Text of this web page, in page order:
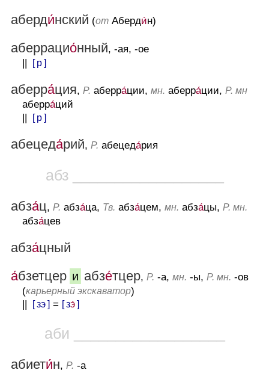
аберди́нский (от Аберди́н)
аберрацио́нный, -ая, -ое
[ р ]
аберра́ция, Р. аберра́ции, мн. аберра́ции, Р. мн
аберра́ций
[ р ]
абецеда́рий, Р. абецеда́рия
абз __________________
абза́ц, Р. абза́ца, Тв. абза́цем, мн. абза́цы, Р. мн.
абза́цев
абза́цный
а́бзетцер и абзе́тцер, Р. -а, мн. -ы, Р. мн. -ов
(карьерный экскаватор)
[ зэ ] = [ зэ́]
аби __________________
абиети́н, Р. -а